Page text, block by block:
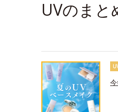
UVのまと